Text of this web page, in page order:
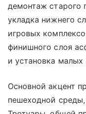
демонтаж старого
укладка нижнего
игровых
финишного слоя
и установка
Основной акцент
пешеходной